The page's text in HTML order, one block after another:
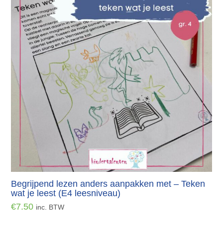
Begrijpend lezen anders aanpakken met – Teken
wat je leest (E4 leesniveau)
€7.50 inc. BTW